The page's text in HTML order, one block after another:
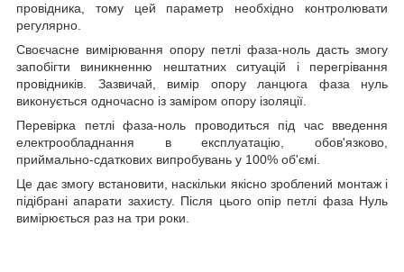
провідника, тому цей параметр необхідно контролювати
регулярно.
Своєчасне вимірювання опору петлі фаза-ноль дасть змогу
запобігти виникненню нештатних ситуацій і перегрівання
провідників. Зазвичай, вимір опору ланцюга фаза нуль
виконується одночасно із заміром опору ізоляції.
Перевірка петлі фаза-ноль проводиться під час введення
електрообладнання в експлуатацію, обов'язково,
приймально-сдаткових випробувань у 100% об'ємі.
Це дає змогу встановити, наскільки якісно зроблений монтаж і
підібрані апарати захисту. Після цього опір петлі фаза Нуль
вимірюється раз на три роки.